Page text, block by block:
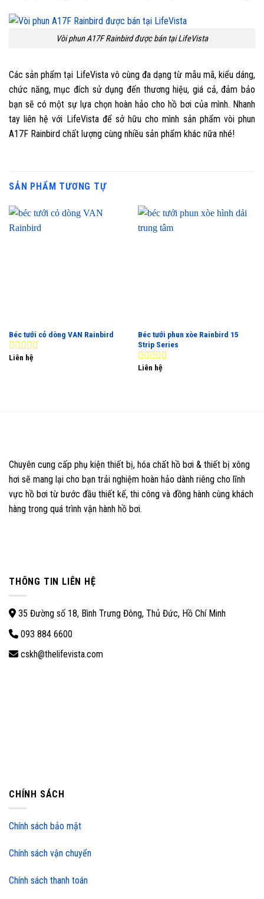
Vòi phun A17F Rainbird được bán tại LifeVista
Các sản phẩm tại LifeVista vô cùng đa dạng từ mẫu mã, kiểu dáng,
chức năng, mục đích sử dụng đến thương hiệu, giá cả, đảm bảo
bạn sẽ có một sự lựa chọn hoàn hảo cho hồ bơi của mình. Nhanh
tay liên hệ với LifeVista để sở hữu cho mình sản phẩm vòi phun
A17F Rainbird chất lượng cùng nhiều sản phẩm khác nữa nhé!
SẢN PHẨM TƯƠNG TỰ
Béc tưới cỏ dòng VAN Rainbird
0
Liên hệ
Béc tưới phun xòe Rainbird 15
Strip Series
0
Liên hệ
Chuyên cung cấp phụ kiện thiết bị, hóa chất hồ bơi & thiết bị xông
hơi sẽ mang lại cho bạn trải nghiệm hoàn hảo dành riêng cho lĩnh
vực hồ bơi từ bước đầu thiết kế, thi công và đồng hành cùng khách
hàng trong quá trình vận hành hồ bơi.
THÔNG TIN LIÊN HỆ
35 Đường số 18, Bình Trưng Đông, Thủ Đức, Hồ Chí Minh
093 884 6600
cskh@thelifevista.com
CHÍNH SÁCH
Chính sách bảo mật
Chính sách vận chuyển
Chính sách thanh toán